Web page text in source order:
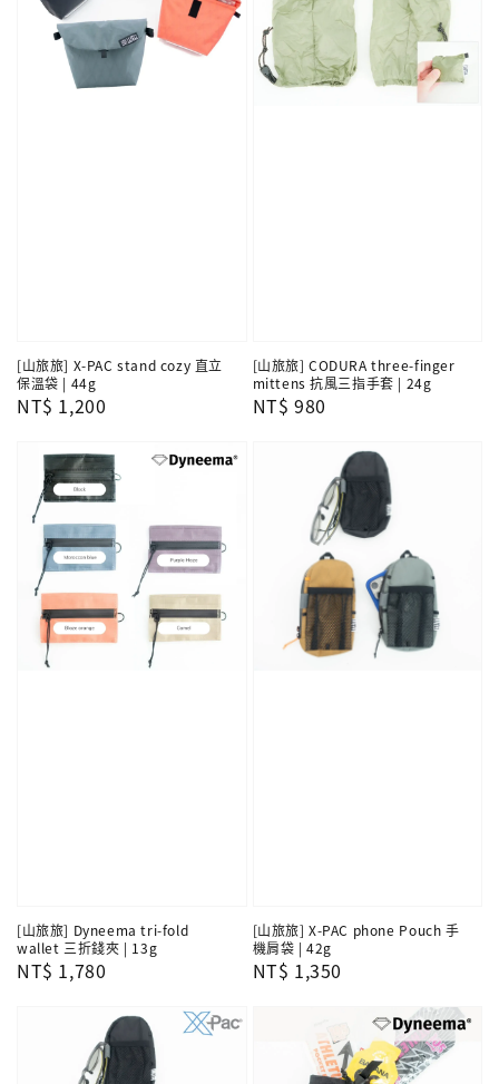
[山旅旅] X-PAC stand cozy 直立
保溫袋 | 44g
Regular
NT$ 1,200
[山旅旅] CODURA three-finger
mittens 抗風三指手套 | 24g
Regular
NT$ 980
[山旅旅] Dyneema tri-fold
wallet 三折錢夾 | 13g
Regular
NT$ 1,780
[山旅旅] X-PAC phone Pouch 手
機肩袋 | 42g
Regular
NT$ 1,350